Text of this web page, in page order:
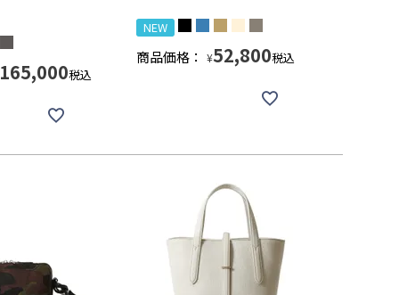
165,000税込
NEW
商品価格： ¥52,800税込